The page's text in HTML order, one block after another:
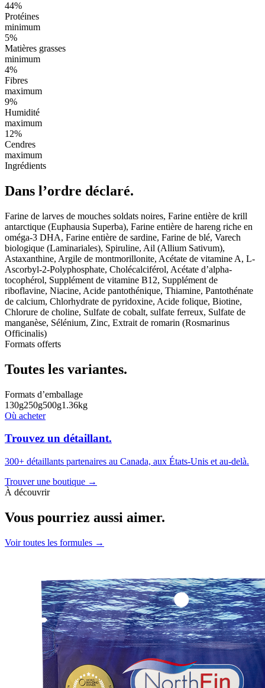
44%
Protéines
minimum
5%
Matières grasses
minimum
4%
Fibres
maximum
9%
Humidité
maximum
12%
Cendres
maximum
Ingrédients
Dans l’ordre déclaré.
Farine de larves de mouches soldats noires, Farine entière de krill
antarctique (Euphausia Superba), Farine entière de hareng riche en
oméga-3 DHA, Farine entière de sardine, Farine de blé, Varech
biologique (Laminariales), Spiruline, Ail (Allium Sativum),
Astaxanthine, Argile de montmorillonite, Acétate de vitamine A, L-
Ascorbyl-2-Polyphosphate, Cholécalciférol, Acétate d’alpha-
tocophérol, Supplément de vitamine B12, Supplément de
riboflavine, Niacine, Acide pantothénique, Thiamine, Pantothénate
de calcium, Chlorhydrate de pyridoxine, Acide folique, Biotine,
Chlorure de choline, Sulfate de cobalt, sulfate ferreux, Sulfate de
manganèse, Sélénium, Zinc, Extrait de romarin (Rosmarinus
Officinalis)
Formats offerts
Toutes les variantes.
Formats d’emballage
130g250g500g1.36kg
Où acheter
Trouvez un détaillant.
300+ détaillants partenaires au Canada, aux États-Unis et au-delà.
Trouver une boutique →
À découvrir
Vous pourriez aussi aimer.
Voir toutes les formules →